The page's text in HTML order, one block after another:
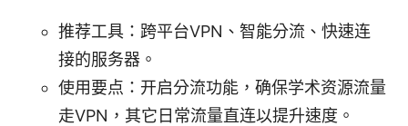
推荐工具：跨平台VPN、智能分流、快速连
接的服务器。
使用要点：开启分流功能，确保学术资源流量
走VPN，其它日常流量直连以提升速度。